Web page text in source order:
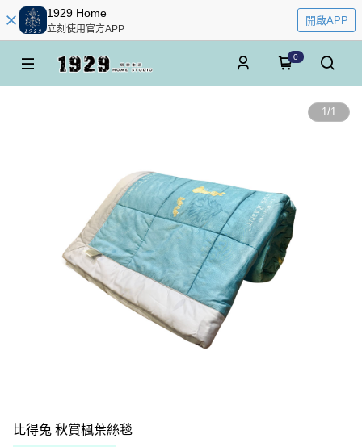
1929 Home
立刻使用官方APP
開啟APP
0
1/1
比得兔 秋賞楓葉絲毯